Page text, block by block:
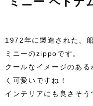
1972年に製造された、
ミニーのzippoです。
クールなイメージのあ
く可愛いですね！
インテリアにも良さそう